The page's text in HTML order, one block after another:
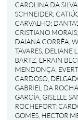
CAROLINA DA SILVA
SCHNEIDER,
CARVALHO;
CRISTIANO MORAIS;
DAIANA CORRÊA;
TAVARES, DELIANE
BARTZ, EFRAIN
MENDONÇA,
CARDOSO;
GABRIEL DA
GARCÍA, GISELLE
ROCHEFORT;
GOMES, HECTOR